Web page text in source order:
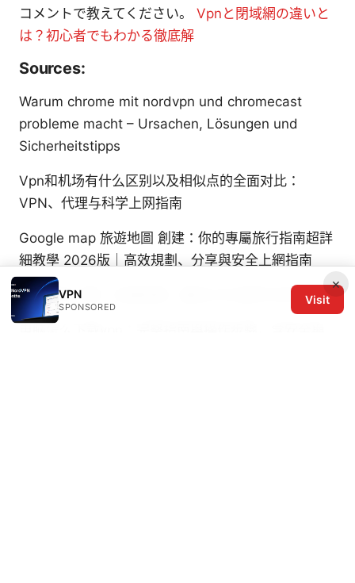
コメントで教えてください。 Vpnと閉域網の違いと
は？初心者でもわかる徹底解
Sources:
Warum chrome mit nordvpn und chromecast
probleme macht – Ursachen, Lösungen und
Sicherheitstipps
Vpn和机场有什么区别以及相似点的全面对比：
VPN、代理与科学上网指南
Google map 旅遊地圖 創建：你的專屬旅行指南超詳
細教學 2026版｜高效規劃、分享與安全上網指南
翻墙软件下载：全面指南、最佳VPN选择与实用建议
×
VPN
SPONSORED
Visit